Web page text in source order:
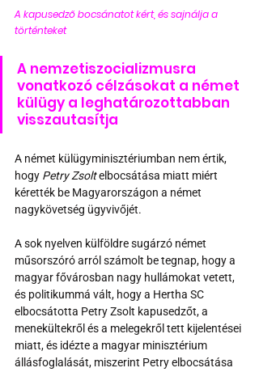
A kapusedző bocsánatot kért, és sajnálja a
történteket
A nemzetiszocializmusra
vonatkozó célzásokat a német
külügy a leghatározottabban
visszautasítja
A német külügyminisztériumban nem értik,
hogy Petry Zsolt elbocsátása miatt miért
kérették be Magyarországon a német
nagykövetség ügyvivőjét.
A sok nyelven külföldre sugárzó német
műsorszóró arról számolt be tegnap, hogy a
magyar fővárosban nagy hullámokat vetett,
és politikummá vált, hogy a Hertha SC
elbocsátotta Petry Zsolt kapusedzőt, a
menekültekről és a melegekről tett kijelentései
miatt, és idézte a magyar minisztérium
állásfoglalását, miszerint Petry elbocsátása